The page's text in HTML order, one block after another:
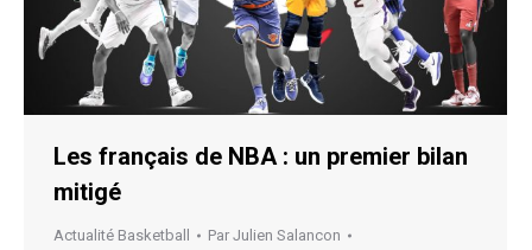
Les français de NBA : un premier bilan
mitigé
Actualité Basketball Par Julien Salancon